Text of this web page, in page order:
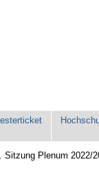
Sitzung Plenum 2022/